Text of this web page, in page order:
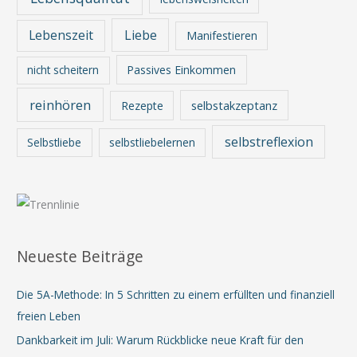
Lebenszeit Liebe Manifestieren
nicht scheitern Passives Einkommen
reinhören Rezepte selbstakzeptanz
Selbstliebe selbstliebelernen selbstreflexion
Neueste Beiträge
Die 5A-Methode: In 5 Schritten zu einem erfüllten und finanziell
freien Leben
Dankbarkeit im Juli: Warum Rückblicke neue Kraft für den